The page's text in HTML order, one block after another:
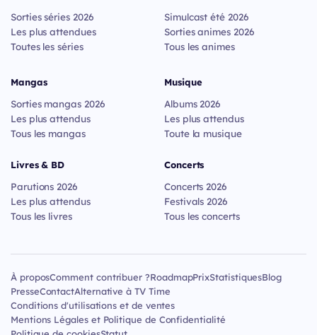
Sorties séries 2026
Les plus attendues
Toutes les séries
Simulcast été 2026
Sorties animes 2026
Tous les animes
Mangas
Sorties mangas 2026
Les plus attendus
Tous les mangas
Livres & BD
Parutions 2026
Les plus attendus
Tous les livres
Musique
Albums 2026
Les plus attendus
Toute la musique
Concerts
Concerts 2026
Festivals 2026
Tous les concerts
À proposComment contribuer ?RoadmapPrixStatistiquesBlog
PresseContactAlternative à TV Time
Conditions d'utilisations et de ventes
Mentions Légales et Politique de Confidentialité